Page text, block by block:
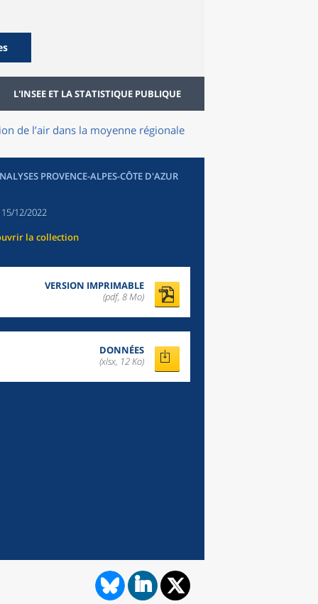
L'INSEE ET LA STATISTIQUE PUBLIQUE
de l’air dans la moyenne régionale
PROVENCE-ALPES-CÔTE D'AZUR
15/12/2022
la collection
VERSION IMPRIMABLE
(pdf, 8 Mo)
DONNÉES
(xlsx, 12 Ko)